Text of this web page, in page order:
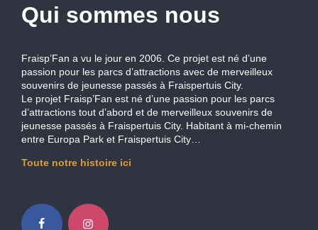
Qui sommes nous
Fraisp’Fan a vu le jour en 2006. Ce projet est né d’une
passion pour les parcs d’attractions avec de merveilleux
souvenirs de jeunesse passés à Fraispertuis City.
Le projet Fraisp’Fan est né d’une passion pour les parcs
d’attractions tout d’abord et de merveilleux souvenirs de
jeunesse passés à Fraispertuis City. Habitant à mi-chemin
entre Europa Park et Fraispertuis City…
Toute notre histoire ici